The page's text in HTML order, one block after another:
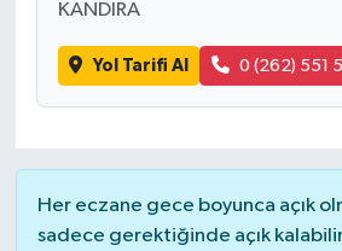
KANDIRA
Yol Tarifi Al 0 (262) 551
Her eczane gece boyunca açık
sadece gerektiğinde açık